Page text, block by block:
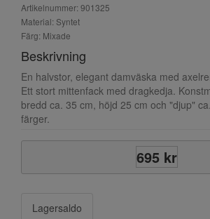
Artikelnummer: 901325
Material: Syntet
Färg: Mixade
Beskrivning
En halvstor, elegant damväska med
Ett stort mittenfack med dragkedja.
bredd ca. 35 cm, höjd 25 cm och "djup"
färger.
695 kr
Lagersaldo